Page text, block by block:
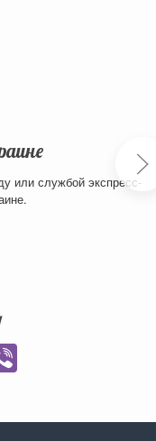
или службой экспресс-